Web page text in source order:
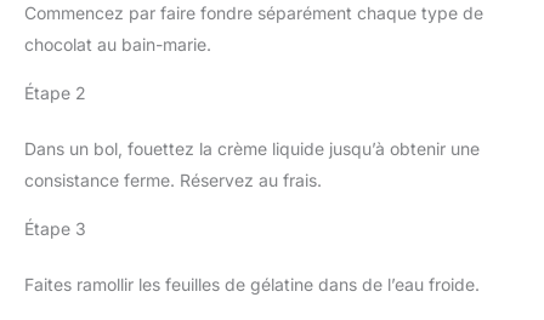
Commencez par faire fondre séparément chaque type de
chocolat au bain-marie.
Étape 2
Dans un bol, fouettez la crème liquide jusqu’à obtenir une
consistance ferme. Réservez au frais.
Étape 3
Faites ramollir les feuilles de gélatine dans de l’eau froide.